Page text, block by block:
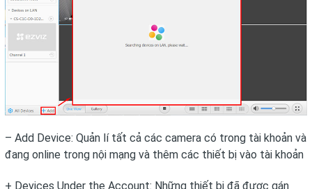
– Add Device: Quản lí tất cả các camera có trong tài khoản và
đang online trong nội mạng và thêm các thiết bị vào tài khoản
+ Devices Under the Account: Những thiết bị đã được gán